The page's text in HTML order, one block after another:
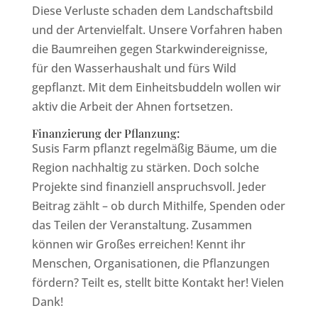
Diese Verluste schaden dem Landschaftsbild
und der Artenvielfalt. Unsere Vorfahren haben
die Baumreihen gegen Starkwindereignisse,
für den Wasserhaushalt und fürs Wild
gepflanzt. Mit dem Einheitsbuddeln wollen wir
aktiv die Arbeit der Ahnen fortsetzen.
Finanzierung der Pflanzung:
Susis Farm pflanzt regelmäßig Bäume, um die
Region nachhaltig zu stärken. Doch solche
Projekte sind finanziell anspruchsvoll. Jeder
Beitrag zählt – ob durch Mithilfe, Spenden oder
das Teilen der Veranstaltung. Zusammen
können wir Großes erreichen! Kennt ihr
Menschen, Organisationen, die Pflanzungen
fördern? Teilt es, stellt bitte Kontakt her! Vielen
Dank!